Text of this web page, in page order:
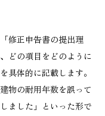
修正申告書の提出理
どの項目をどのように
具体的に記載します。
物の耐用年数を誤って
ました」といった形で